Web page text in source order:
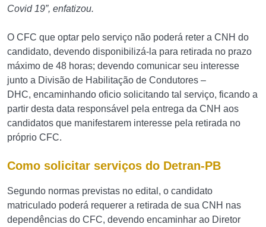
Covid 19”, enfatizou.
O CFC que optar pelo serviço não poderá reter a CNH do
candidato, devendo disponibilizá-la para retirada no prazo
máximo de 48 horas; devendo comunicar seu interesse
junto a Divisão de Habilitação de Condutores –
DHC, encaminhando oficio solicitando tal serviço, ficando a
partir desta data responsável pela entrega da CNH aos
candidatos que manifestarem interesse pela retirada no
próprio CFC.
Como solicitar serviços do Detran-PB
Segundo normas previstas no edital, o candidato
matriculado poderá requerer a retirada de sua CNH nas
dependências do CFC, devendo encaminhar ao Diretor